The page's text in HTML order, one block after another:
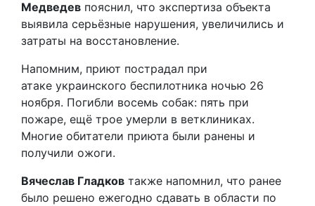
Медведев пояснил, что экспертиза объекта
выявила серьёзные нарушения, увеличились и
затраты на восстановление.
Напомним, приют пострадал при
атаке украинского беспилотника ночью 26
ноября. Погибли восемь собак: пять при
пожаре, ещё трое умерли в ветклиниках.
Многие обитатели приюта были ранены и
получили ожоги.
Вячеслав Гладков также напомнил, что ранее
было решено ежегодно сдавать в области по